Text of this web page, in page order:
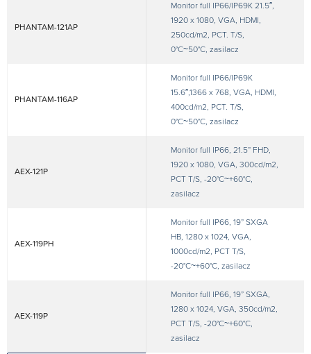
PHANTAM-121AP
Monitor full IP66/IP69K 21.5″,
1920 x 1080, VGA, HDMI,
250cd/m2, PCT. T/S,
0°C~50°C, zasilacz
PHANTAM-116AP
Monitor full IP66/IP69K
15.6″,1366 x 768, VGA, HDMI,
400cd/m2, PCT. T/S,
0°C~50°C, zasilacz
AEX-121P
Monitor full IP66, 21.5” FHD,
1920 x 1080, VGA, 300cd/m2,
PCT T/S, -20°C~+60°C,
zasilacz
AEX-119PH
Monitor full IP66, 19” SXGA
HB, 1280 x 1024, VGA,
1000cd/m2, PCT T/S,
-20°C~+60°C, zasilacz
AEX-119P
Monitor full IP66, 19” SXGA,
1280 x 1024, VGA, 350cd/m2,
PCT T/S, -20°C~+60°C,
zasilacz